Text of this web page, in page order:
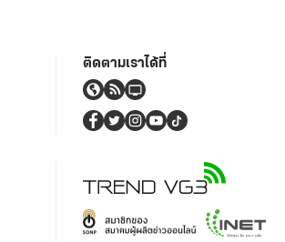
ติดตามเราได้ที่